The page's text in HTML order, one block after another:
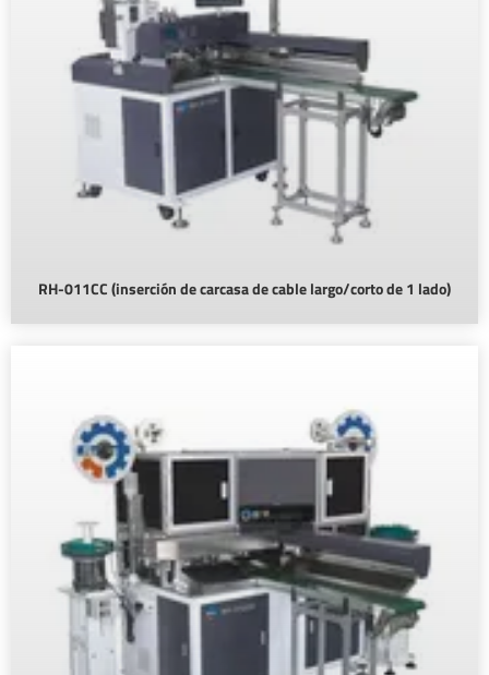
RH-011CC (inserción de carcasa de cable largo/corto de 1 lado)